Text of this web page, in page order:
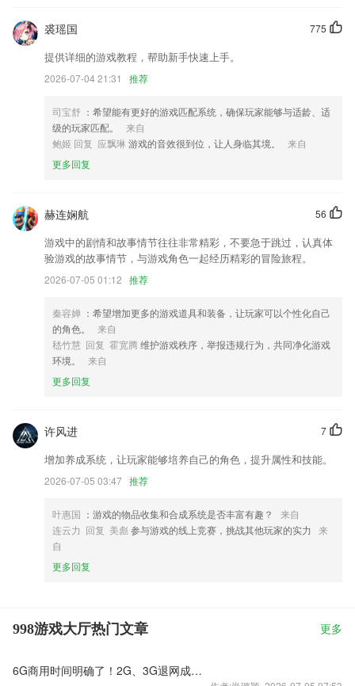
一嗨“随心开”，省钱放肆嗨
支付优化.
文字标注书签，让阅读留下更多痕迹
社区发帖功能优化，参与话题互动，更多玩法等您探索
优化了通用功能
以上就是998游戏大厅的介绍，如果您喜欢这款软件，您可以到应用商店
775
裘瑶国
提供详细的游戏教程，帮助新手快速上手。
2026-07-04 21:31 推荐
司宝舒 ：希望能有更好的游戏匹配系统，确保玩家能够与适龄、适
级的玩家匹配。
来自
鲍姬 回复 应飘琳 游戏的音效很到位，让人身临其境。
来自
更多回复
56
赫连娴航
游戏中的剧情和故事情节往往非常精彩，不要急于跳过，认真体
验游戏的故事情节，与游戏角色一起经历精彩的冒险旅程。
2026-07-05 01:12 推荐
秦容婵 ：希望增加更多的游戏道具和装备，让玩家可以个性化自己
的角色。
来自
嵇竹慧 回复 霍宽腾 维护游戏秩序，举报违规行为，共同净化游戏
环境。
来自
更多回复
7
许风进
增加养成系统，让玩家能够培养自己的角色，提升属性和技能。
2026-07-05 03:47 推荐
叶惠国 ：游戏的物品收集和合成系统是否丰富有趣？
来自
连云力 回复 美彪参与游戏的线上竞赛，挑战其他玩家的实力 来
自
更多回复
998游戏大厅热门文章 更多
6G商用时间明确了！2G、3G退网成必然 老用户怎么办？